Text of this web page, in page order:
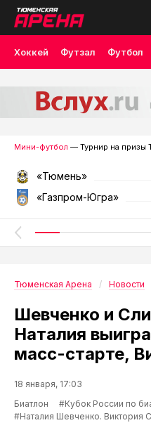
Хоккей Футзал Футбол
Мини-футбол — Турнир на призы
«Тюмень»
«Газпром-Югра»
Тюменская Арена Новости
Шевченко и
Наталия
масс-старте,
18 января, 17:03
Биатлон
#Кубок России по
#Наталия Шевченко. Виктория